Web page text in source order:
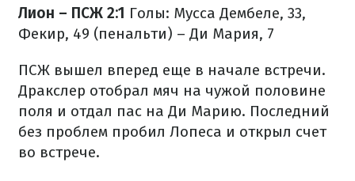
Лион – ПСЖ 2:1 Голы: Мусса Дембеле, 33,
Фекир, 49 (пенальти) – Ди Мария, 7
ПСЖ вышел вперед еще в начале встречи.
Дракслер отобрал мяч на чужой половине
поля и отдал пас на Ди Марию. Последний
без проблем пробил Лопеса и открыл счет
во встрече.